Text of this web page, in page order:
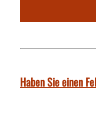
Haben Sie einen